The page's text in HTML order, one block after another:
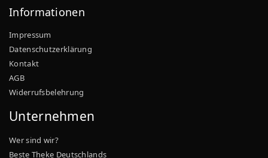
s
f
e
l
d
s
h
o
u
l
b
e
Informationen
Impressum
Datenschutzerklärung
Kontakt
AGB
Widerrufsbelehrung
Unternehmen
Wer sind wir?
Beste Theke Deutschlands